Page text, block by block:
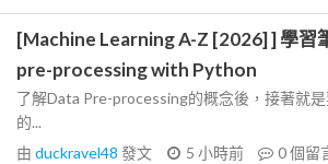
[Machine Learning A-Z [2026] ] 學習
pre-processing with Python
了解Data Pre-processing的概念後，接著就
的...
由 duckravel48 發文 5 小時前 0個留